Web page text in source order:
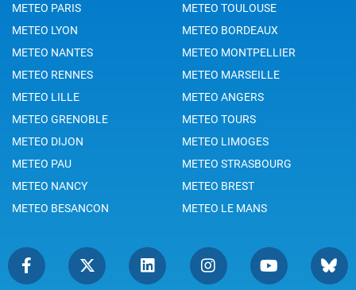
METEO PARIS
METEO TOULOUSE
METEO LYON
METEO BORDEAUX
METEO NANTES
METEO MONTPELLIER
METEO RENNES
METEO MARSEILLE
METEO LILLE
METEO ANGERS
METEO GRENOBLE
METEO TOURS
METEO DIJON
METEO LIMOGES
METEO PAU
METEO STRASBOURG
METEO NANCY
METEO BREST
METEO BESANCON
METEO LE MANS